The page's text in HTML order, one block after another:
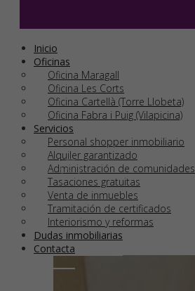
Inicio
Oficinas
Oficina Maragall
Oficina Les Corts
Oficina Cartellà (Torre Llobeta)
Oficina Fabra i Puig (Vilapicina)
Servicios
Personal shopper inmobiliario
Alquiler garantizado
Administración de comunidades
Tasaciones gratuitas
Venta de inmuebles
Tramitación de certificados
Interiorismo y reformas
Dudas inmobiliarias
Contacta